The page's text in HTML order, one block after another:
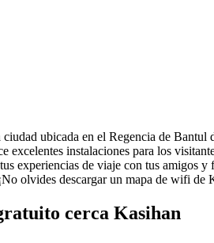
ciudad ubicada en el Regencia de
excelentes instalaciones para los
experiencias de viaje con tus amigos
olvides descargar un mapa de wifi de
cerca Kasihan